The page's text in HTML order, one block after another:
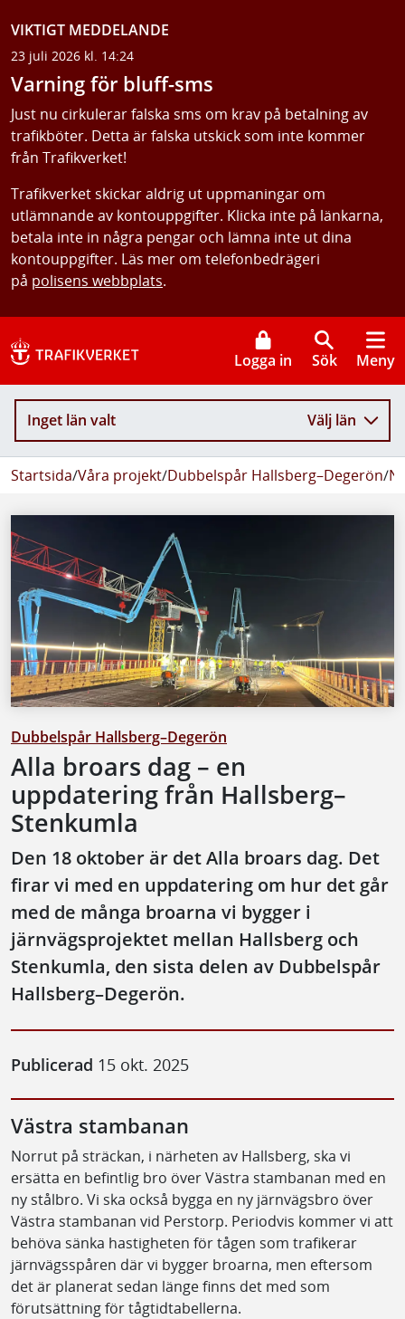
VIKTIGT MEDDELANDE
23 juli 2026 kl. 14:24
Varning för bluff-sms
Just nu cirkulerar falska sms om krav på betalning av
trafikböter. Detta är falska utskick som inte kommer
från Trafikverket!
Trafikverket skickar aldrig ut uppmaningar om
utlämnande av kontouppgifter. Klicka inte på länkarna,
betala inte in några pengar och lämna inte ut dina
kontouppgifter. Läs mer om telefonbedrägeri
på polisens webbplats.
Logga in Sök Meny
Inget län valt Välj län
Startsida/Våra projekt/Dubbelspår Hallsberg–Degerön/
Dubbelspår Hallsberg–Degerön
Alla broars dag – en
uppdatering från Hallsberg–
Stenkumla
Den 18 oktober är det Alla broars dag. Det
firar vi med en uppdatering om hur det går
med de många broarna vi bygger i
järnvägsprojektet mellan Hallsberg och
Stenkumla, den sista delen av Dubbelspår
Hallsberg–Degerön.
Publicerad 15 okt. 2025
Västra stambanan
Norrut på sträckan, i närheten av Hallsberg, ska vi
ersätta en befintlig bro över Västra stambanan med en
ny stålbro. Vi ska också bygga en ny järnvägsbro över
Västra stambanan vid Perstorp. Periodvis kommer vi att
behöva sänka hastigheten för tågen som trafikerar
järnvägsspåren där vi bygger broarna, men eftersom
det är planerat sedan länge finns det med som
förutsättning för tågtidtabellerna.